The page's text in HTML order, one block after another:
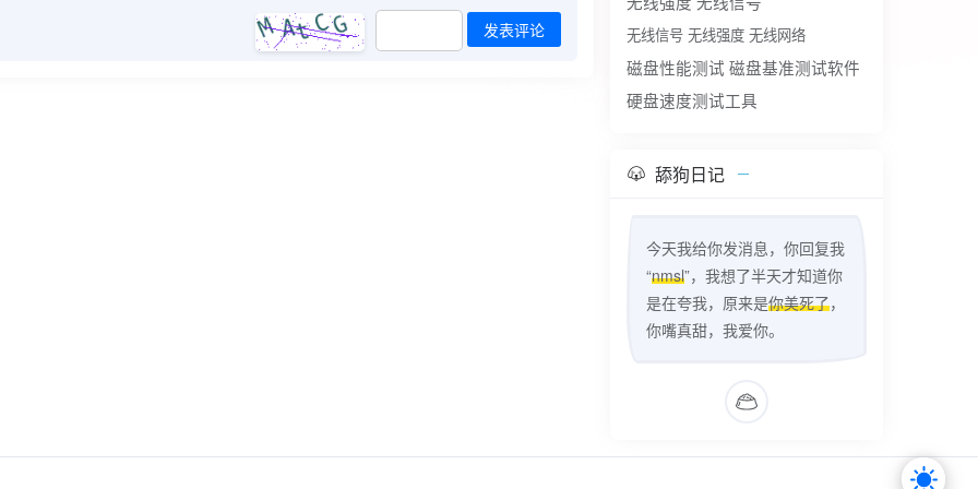
发表评论 无线信号 无线强度 无线网络
磁盘性能测试 磁盘基准测试软件
硬盘速度测试工具
舔狗日记
今天我给你发消息，你回复我
“nmsl”，我想了半天才知道你
是在夸我，原来是你美死了，
你嘴真甜，我爱你。